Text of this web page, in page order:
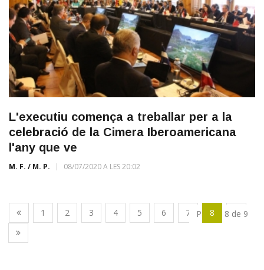
L'executiu comença a treballar per a la
celebració de la Cimera Iberoamericana
l'any que ve
M. F. / M. P. 08/07/2020 A LES 20:02
1 2 3 4 5 6 7 8 9
Pàgina 8 de 9